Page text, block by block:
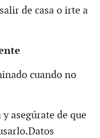
de casa o irte a
cuando no
asegúrate de que